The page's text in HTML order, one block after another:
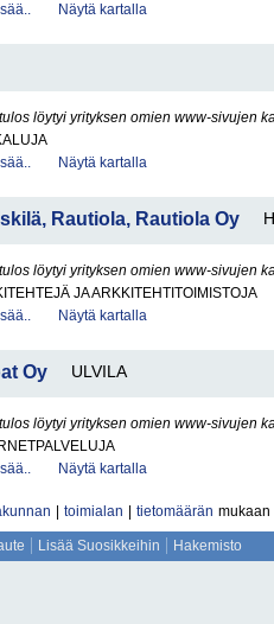
Näytä kartalla
löytyi yrityksen omien www-sivujen
Näytä kartalla
Rautiola, Rautiola Oy
löytyi yrityksen omien www-sivujen
JA ARKKITEHTITOIMISTOJA
Näytä kartalla
Oy ULVILA
löytyi yrityksen omien www-sivujen
Näytä kartalla
toimialan tietomäärän mukaan
Lisää Suosikkeihin Hakemisto